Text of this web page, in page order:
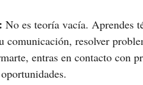
No es teoría vacía. Aprendes
comunicación, resolver
entras en contacto con